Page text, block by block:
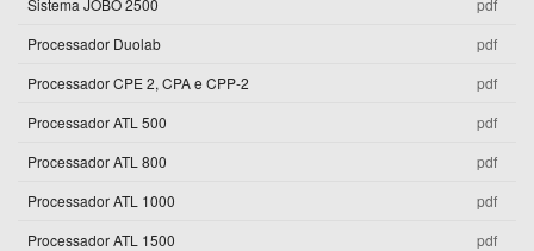
Processador Duolab
pdf
Processador CPE 2, CPA e CPP-2
pdf
Processador ATL 500
pdf
Processador ATL 800
pdf
Processador ATL 1000
pdf
Processador ATL 1500
pdf